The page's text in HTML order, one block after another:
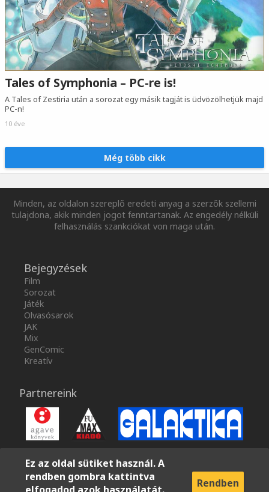
Tales of Symphonia – PC-re is!
A Tales of Zestiria után a sorozat egy másik tagját is üdvözölhetjük majd
PC-n!
10 éve
Még több cikk
Minden, az oldalon szereplő eredeti anyag a szerzők szellemi
tulajdona, akik minden jogot fenntartanak. Az engedély nélküli
felhasználás szankciókat von maga után.
Bejegyzések
Film
Sorozat
Játék
Olvasósarok
JAK
Mix
GenComic
Kreatív
Partnereink
Ez az oldal sütiket használ. A
rendben gombra kattintva
Rendben